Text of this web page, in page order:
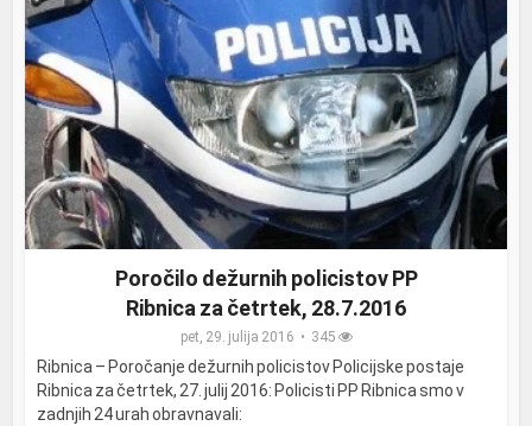
Poročilo dežurnih policistov PP
Ribnica za četrtek, 28.7.2016
pet, 29. julija 2016 345
Ribnica – Poročanje dežurnih policistov Policijske postaje
Ribnica za četrtek, 27. julij 2016: Policisti PP Ribnica smo v
zadnjih 24 urah obravnavali: